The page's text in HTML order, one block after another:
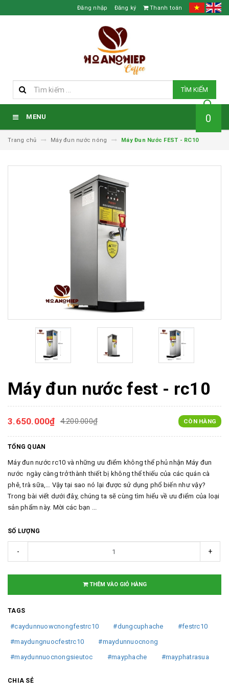
Đăng nhập Đăng ký Thanh toán
TÌM KIẾM
MENU 0
Trang chủ Máy đun nước nóng Máy Đun Nước FEST - RC10
Máy đun nước fest - rc10
3.650.000₫ 4.200.000₫ CÒN HÀNG
TỔNG QUAN
Máy đun nước rc10 và những ưu điểm không thể phủ nhận Máy đun
nước ngày càng trở thành thiết bị không thể thiếu của các quán cà
phê, trà sữa,… Vậy tại sao nó lại được sử dụng phổ biến như vậy?
Trong bài viết dưới đây, chúng ta sẽ cùng tìm hiểu về ưu điểm của loại
sản phẩm này. Mời các bạn ...
SỐ LƯỢNG
- +
THÊM VÀO GIỎ HÀNG
TAGS
#caydunnuowcnongfestrc10 #dungcuphache
#festrc10
#maydungnuocfestrc10
#maydunnuocnong
#maydunnuocnongsieutoc
#mayphache #mayphatrasua
CHIA SẺ